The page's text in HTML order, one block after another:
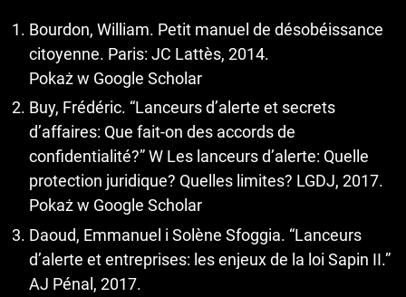
Bourdon, William. Petit manuel de désobéissance
citoyenne. Paris: JC Lattès, 2014.
Pokaż w Google Scholar
Buy, Frédéric. “Lanceurs d’alerte et secrets
d’affaires: Que fait-on des accords de
confidentialité?” W Les lanceurs d’alerte: Quelle
protection juridique? Quelles limites? LGDJ, 2017.
Pokaż w Google Scholar
Daoud, Emmanuel i Solène Sfoggia. “Lanceurs
d’alerte et entreprises: les enjeux de la loi Sapin II.”
AJ Pénal, 2017.